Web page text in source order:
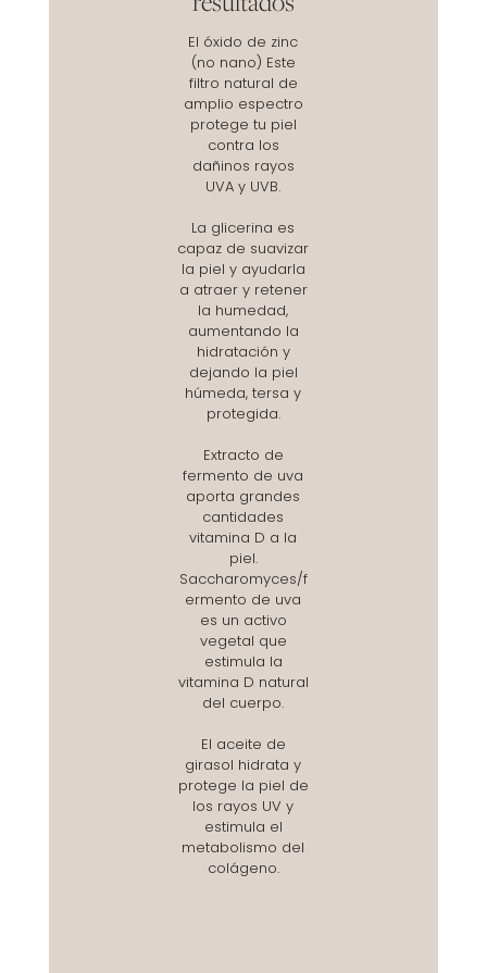
El óxido de zinc
(no nano) Este
filtro natural de
amplio espectro
protege tu piel
contra los
dañinos rayos
UVA y UVB.
La glicerina es
capaz de suavizar
la piel y ayudarla
a atraer y retener
la humedad,
aumentando la
hidratación y
dejando la piel
húmeda, tersa y
protegida.
Extracto de
fermento de uva
aporta grandes
cantidades
vitamina D a la
piel.
Saccharomyces/f
ermento de uva
es un activo
vegetal que
estimula la
vitamina D natural
del cuerpo.
El aceite de
girasol hidrata y
protege la piel de
los rayos UV y
estimula el
metabolismo del
colágeno.